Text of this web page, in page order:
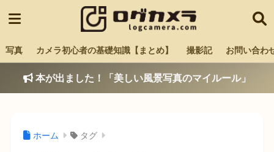
写真 カメラ初心者の基礎知識【まとめ】 撮影記 お問い合わ
本が出ました！「美しい風景写真のマイルール」
ホーム タグ